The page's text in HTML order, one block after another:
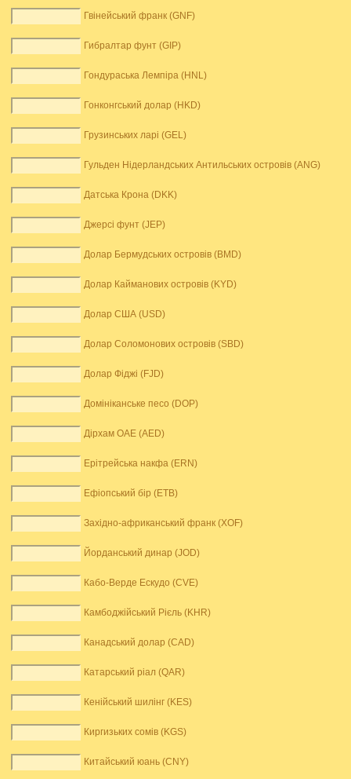
Гвінейський франк (GNF)
Гибралтар фунт (GIP)
Гондураська Лемпіра (HNL)
Гонконгський долар (HKD)
Грузинських ларі (GEL)
Гульден Нідерландських Антильських островів (ANG)
Датська Крона (DKK)
Джерсі фунт (JEP)
Долар Бермудських островів (BMD)
Долар Кайманових островів (KYD)
Долар США (USD)
Долар Соломонових островів (SBD)
Долар Фіджі (FJD)
Домініканське песо (DOP)
Дірхам ОАЕ (AED)
Ерітрейська накфа (ERN)
Ефіопський бір (ETB)
Західно-африканський франк (XOF)
Йорданський динар (JOD)
Кабо-Верде Ескудо (CVE)
Камбоджійський Рієль (KHR)
Канадський долар (CAD)
Катарський ріал (QAR)
Кенійський шилінг (KES)
Киргизьких сомів (KGS)
Китайський юань (CNY)